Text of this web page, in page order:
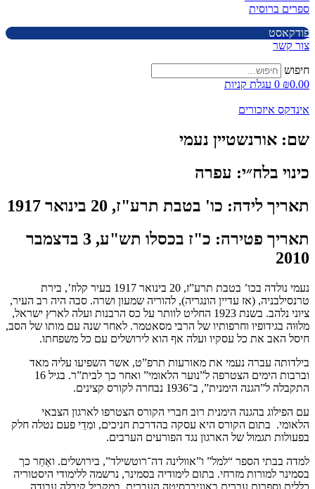
ספרים ברוסית
פודקאסט
צור קשר
חיפוש
₪0.00
0 עגלת קניות
אינדקס איזכורים
שם: אורנשטיין נעמי
כינוי בלח״י: עפרה
תאריך לידה: כו' בטבת תרע"ז, 20 בינואר 1917
תאריך פטירה:
כ"ז בכסלו תש"ע, 3 בדצמבר
2010
נעמי נולדה בכו’ בטבת תרע”ז, 20 בינואר 1917 בעיר קלוז’, בירת
טרנסילבניה, (אז עדיין הונגריה), להוריה שמעון ושרה. סבה היה רב העיר,
ציוני נלהב. בשנת 1923 החליט לוותר על כס הרבנות ועלה לארץ ישראל,
מלוּוה בגידופיו וחרפותיו של הרבי מסאטמר. לאחר שנה עם מותו של הסב,
חיסל האב את כל עסקיו ועלה אף הוא לירושלים עם כל משפחתו.
בילדותה עברה נעמי את מאורעות תרפ”ט, אשר השפיעו עליה מאד
וברבות הימים הצטרפה ל”נוער הלאומי” ואחר כך לבית”ר. בגיל 16
התקבלה ל”הגנה הימנית”, ב־1936 נבחרה לקורס קצינים.
עם הפילוג בהגנה הימנית רוב חברי הקורס הצטרפו לארגון הצבאי
הלאומי. בתום הקורס היא עסקה בהדרכת חניכים, ומִדֵי פעם נטלה חלק
בפעולות תגמול של הארגון נגד הפורעים הערבים.
למדה בבתי הספר “למל” ו”אוולינה דה־רוטשילד”, בירושלים. ואַחַר כך
בסמינר למורות מזרחי. בתום לימודיה בסמינר, נרשמה ללימודי היסטוריה
כללית וספרות עברית באוניברסיטה העברית. במקביל קיבלה עבודה